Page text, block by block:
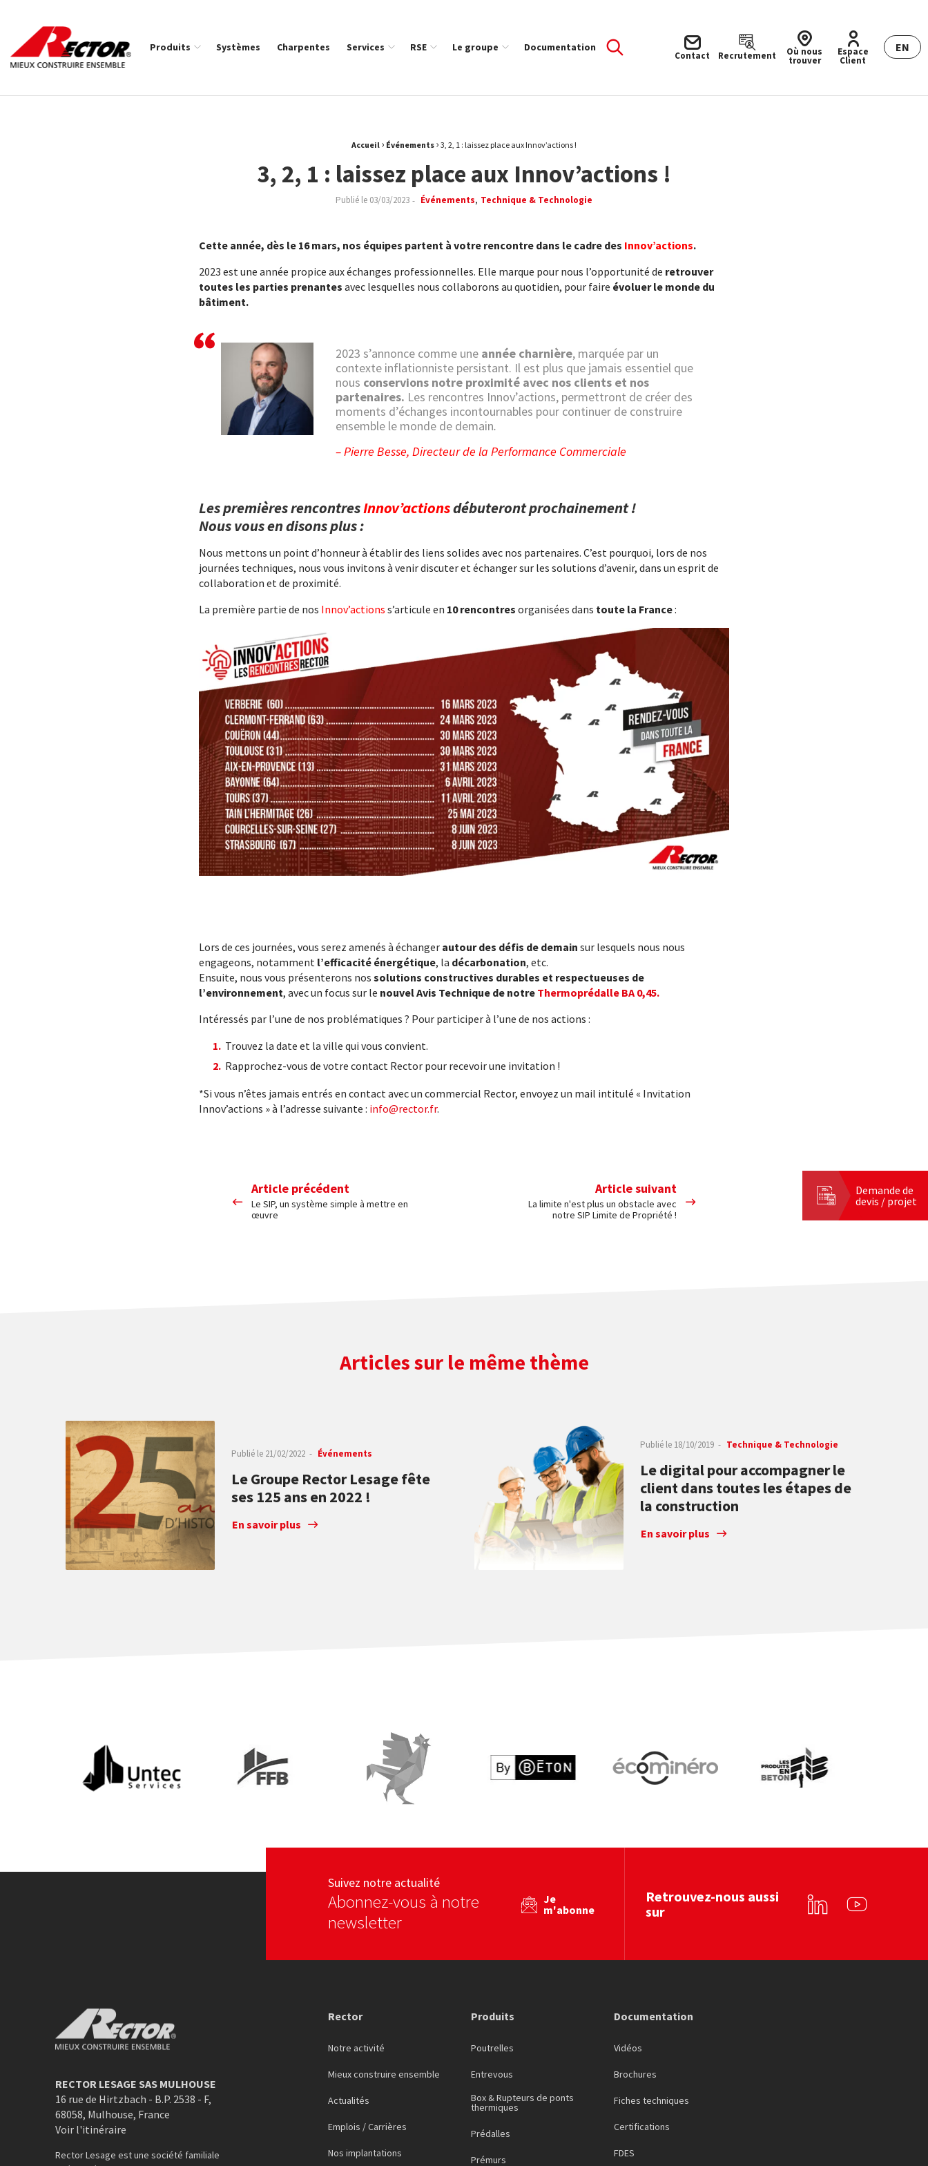
Rector Mieux construire ensemble
Produits Systèmes Charpentes Services RSE Le groupe Documentation
Contact Recrutement Où nous
trouver
Espace
Client
EN
Accueil › Événements › 3, 2, 1 : laissez place aux Innov’actions !
3, 2, 1 : laissez place aux Innov’actions !
Publié le 03/03/2023 Événements Technique & Technologie
Cette année, dès le 16 mars, nos équipes partent à votre rencontre dans le cadre des Innov’actions.
2023 est une année propice aux échanges professionnelles. Elle marque pour nous l’opportunité de retrouver
toutes les parties prenantes avec lesquelles nous collaborons au quotidien, pour faire évoluer le monde du
bâtiment.
2023 s’annonce comme une année charnière, marquée par un
contexte inflationniste persistant. Il est plus que jamais essentiel que
nous conservions notre proximité avec nos clients et nos
partenaires. Les rencontres Innov’actions, permettront de créer des
moments d’échanges incontournables pour continuer de construire
ensemble le monde de demain.
– Pierre Besse, Directeur de la Performance Commerciale
Les premières rencontresInnov’actionsdébuteront prochainement !
Nous vous en disons plus :
Nous mettons un point d’honneur à établir des liens solides avec nos partenaires. C’est pourquoi, lors de nos
journées techniques, nous vous invitons à venir discuter et échanger sur les solutions d’avenir, dans un esprit de
collaboration et de proximité.
La première partie de nos Innov’actions s’articule en 10 rencontres organisées dans toute la France:
Lors de ces journées, vous serez amenés à échanger autour des défis de demain sur lesquels nous nous
engageons, notamment l’efficacité énergétique, la décarbonation, etc.
Ensuite, nous vous présenterons nos solutions constructives durables et respectueuses de
l’environnement, avec un focus sur le nouvel Avis Technique de notre Thermoprédalle BA 0,45.
Intéressés par l’une de nos problématiques ? Pour participer à l’une de nos actions :
Trouvez la date et la ville qui vous convient.
Rapprochez-vous de votre contact Rector pour recevoir une invitation !
*Si vous n’êtes jamais entrés en contact avec un commercial Rector, envoyez un mail intitulé « Invitation
Innov’actions » à l’adresse suivante : info@rector.fr.
Article précédent
Le SIP, un système simple à mettre en
œuvre
Article suivant
La limite n'est plus un obstacle avec
notre SIP Limite de Propriété !
Articles sur le même thème
Publié le 21/02/2022 Événements
Le Groupe Rector Lesage fête
ses 125 ans en 2022 !
L’année 2022 a été marquée pour Rector par le 125ᵉ anniversaire du Groupe Rector Lesage, auquel nous appartenons depuis notre création, il y a presque 70 ans.
En savoir plus
Publié le 18/10/2019 Technique & Technologie
Le digital pour accompagner le
client dans toutes les étapes de
la construction
Nous mettons le service client au cœur de notre stratégie de
En savoir plus
Voir le site web Voir le site web
Le Coq Vert By béton Ecominero Les produits en béton
Demande de
devis / projet
Suivez notre actualité
Abonnez-vous à notre
newsletter
Je
m'abonne
Retrouvez-nous aussi
sur
Linkedin YouTube
Rector Mieux construire ensemble
RECTOR LESAGE SAS MULHOUSE
16 rue de Hirtzbach - B.P. 2538 - F,
68058, Mulhouse, France
Voir l'itinéraire
Rector Lesage est une société familiale
Rector
Notre activité
Mieux construire ensemble
Actualités
Emplois / Carrières
Nos implantations
Produits
Poutrelles
Entrevous
Box & Rupteurs de ponts
thermiques
Prédalles
Prémurs
Documentation
Vidéos
Brochures
Fiches techniques
Certifications
FDES